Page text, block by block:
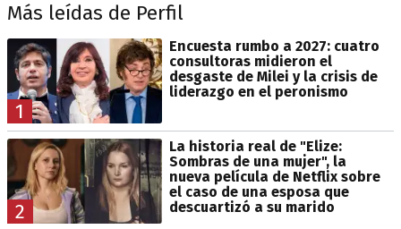
Más leídas de Perfil
1
Encuesta rumbo a 2027: cuatro
consultoras midieron el
desgaste de Milei y la crisis de
liderazgo en el peronismo
2
La historia real de "Elize:
Sombras de una mujer", la
nueva película de Netflix sobre
el caso de una esposa que
descuartizó a su marido